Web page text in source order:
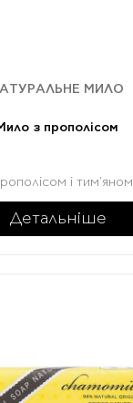
МИЛО
з прополісом
і тим'яном
Детальніше